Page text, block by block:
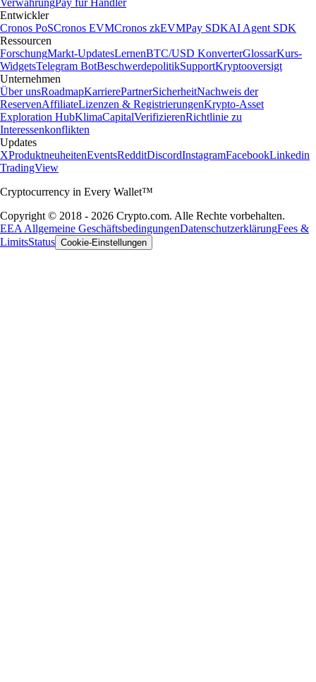
VerwahrungPay für Händler
Entwickler
Cronos PoSCronos EVMCronos zkEVMPay SDKAI Agent SDK
Ressourcen
ForschungMarkt-UpdatesLernenBTC/USD KonverterGlossarKurs-
WidgetsTelegram BotBeschwerdepolitikSupportKryptooversigt
Unternehmen
Über unsRoadmapKarrierePartnerSicherheitNachweis der
ReservenAffiliateLizenzen & RegistrierungenKrypto-Asset
Exploration HubKlimaCapitalVerifizierenRichtlinie zu
Interessenkonflikten
Updates
XProduktneuheitenEventsRedditDiscordInstagramFacebookLinkedin
TradingView
Cryptocurrency in Every Wallet™
Copyright © 2018 - 2026 Crypto.com. Alle Rechte vorbehalten.
EEA Allgemeine GeschäftsbedingungenDatenschutzerklärungFees &
LimitsStatus Cookie-Einstellungen